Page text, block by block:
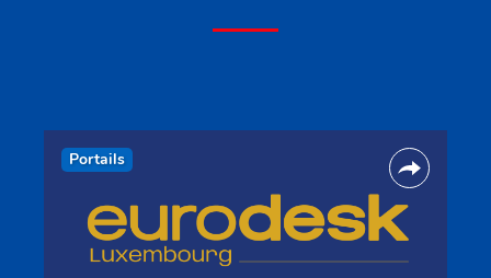
Portails